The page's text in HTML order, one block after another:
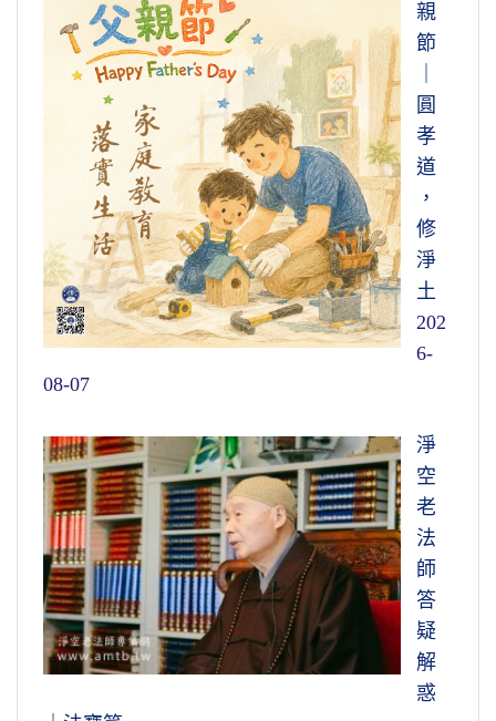
親
節
圓
孝
道
，
修
淨
土
202
6-
08-07
淨
空
老
法
師
答
疑
解
惑